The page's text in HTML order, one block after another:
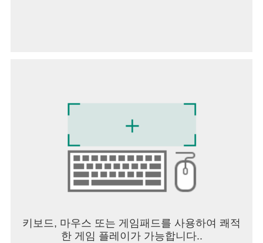
키보드, 마우스 또는 게임패드를 사용하여 쾌적
한 게임 플레이가 가능합니다..